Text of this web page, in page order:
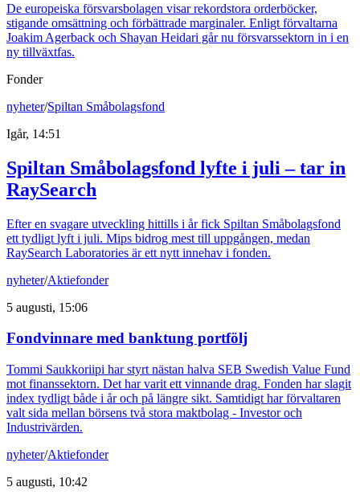
De europeiska försvarsbolagen visar rekordstora orderböcker,
stigande omsättning och förbättrade marginaler. Enligt förvaltarna
Joakim Agerback och Shayan Heidari går nu försvarssektorn in i en
ny tillväxtfas.
Fonder
nyheter/Spiltan Småbolagsfond
Igår, 14:51
Spiltan Småbolagsfond lyfte i juli – tar in
RaySearch
Efter en svagare utveckling hittills i år fick Spiltan Småbolagsfond
ett tydligt lyft i juli. Mips bidrog mest till uppgången, medan
RaySearch Laboratories är ett nytt innehav i fonden.
nyheter/Aktiefonder
5 augusti, 15:06
Fondvinnare med banktung portfölj
Tommi Saukkoriipi har styrt nästan halva SEB Swedish Value Fund
mot finanssektorn. Det har varit ett vinnande drag. Fonden har slagit
index tydligt både i år och på längre sikt. Samtidigt har förvaltaren
valt sida mellan börsens två stora maktbolag - Investor och
Industrivärden.
nyheter/Aktiefonder
5 augusti, 10:42